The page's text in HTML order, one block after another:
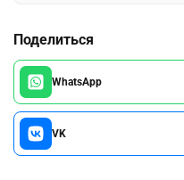
Поделиться
WhatsApp
VK